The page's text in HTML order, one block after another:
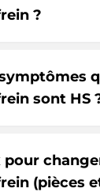
?
sont HS
pour
(pièces